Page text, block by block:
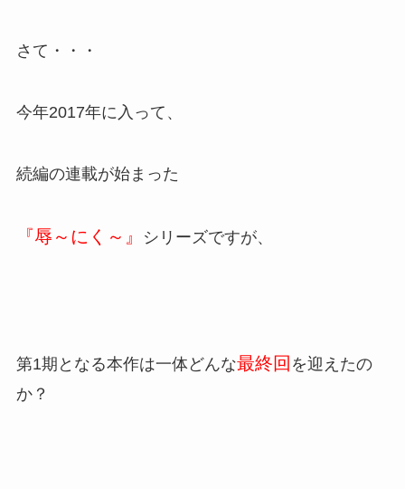
さて・・・
今年2017年に入って、
続編の連載が始まった
『辱～にく～』 シリーズですが、
第1期となる本作は一体どんな最終回 を迎えたの
か？